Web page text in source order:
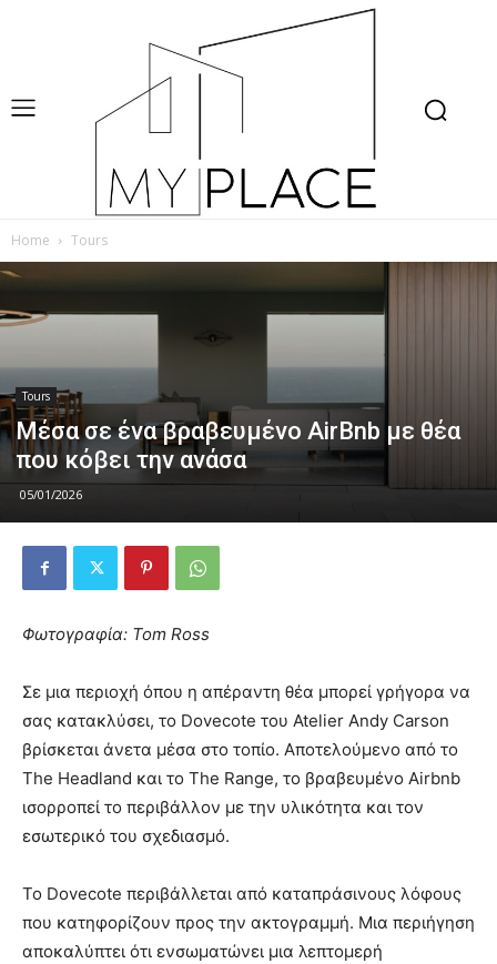
Home Tours
Tours
Μέσα σε ένα βραβευμένο AirBnb με θέα
που κόβει την ανάσα
05/01/2026
Φωτογραφία: Tom Ross
Σε μια περιοχή όπου η απέραντη θέα μπορεί γρήγορα να
σας κατακλύσει, το Dovecote του Atelier Andy Carson
βρίσκεται άνετα μέσα στο τοπίο. Αποτελούμενο από το
The Headland και το The Range, το βραβευμένο Airbnb
ισορροπεί το περιβάλλον με την υλικότητα και τον
εσωτερικό του σχεδιασμό.
Το Dovecote περιβάλλεται από καταπράσινους λόφους
που κατηφορίζουν προς την ακτογραμμή. Μια περιήγηση
αποκαλύπτει ότι ενσωματώνει μια λεπτομερή